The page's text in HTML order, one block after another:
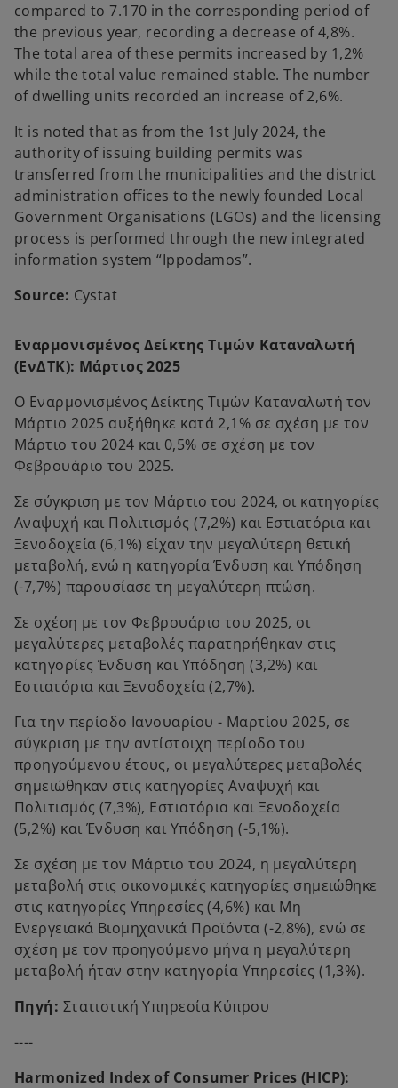
compared to 7.170 in the corresponding period of
the previous year, recording a decrease of 4,8%.
The total area of these permits increased by 1,2%
while the total value remained stable. The number
of dwelling units recorded an increase of 2,6%.
It is noted that as from the 1st July 2024, the
authority of issuing building permits was
transferred from the municipalities and the district
administration offices to the newly founded Local
Government Organisations (LGOs) and the licensing
process is performed through the new integrated
information system “Ippodamos”.
Source: Cystat
Εναρμονισμένος Δείκτης Τιμών Καταναλωτή
(ΕνΔΤΚ): Μάρτιος 2025
Ο Εναρμονισμένος Δείκτης Τιμών Καταναλωτή τον
Μάρτιο 2025 αυξήθηκε κατά 2,1% σε σχέση με τον
Μάρτιο του 2024 και 0,5% σε σχέση με τον
Φεβρουάριο του 2025.
Σε σύγκριση με τον Μάρτιο του 2024, οι κατηγορίες
Αναψυχή και Πολιτισμός (7,2%) και Εστιατόρια και
Ξενοδοχεία (6,1%) είχαν την μεγαλύτερη θετική
μεταβολή, ενώ η κατηγορία Ένδυση και Υπόδηση
(-7,7%) παρουσίασε τη μεγαλύτερη πτώση.
Σε σχέση με τον Φεβρουάριο του 2025, οι
μεγαλύτερες μεταβολές παρατηρήθηκαν στις
κατηγορίες Ένδυση και Υπόδηση (3,2%) και
Εστιατόρια και Ξενοδοχεία (2,7%).
Για την περίοδο Ιανουαρίου - Μαρτίου 2025, σε
σύγκριση με την αντίστοιχη περίοδο του
προηγούμενου έτους, οι μεγαλύτερες μεταβολές
σημειώθηκαν στις κατηγορίες Αναψυχή και
Πολιτισμός (7,3%), Εστιατόρια και Ξενοδοχεία
(5,2%) και Ένδυση και Υπόδηση (-5,1%).
Σε σχέση με τον Μάρτιο του 2024, η μεγαλύτερη
μεταβολή στις οικονομικές κατηγορίες σημειώθηκε
στις κατηγορίες Υπηρεσίες (4,6%) και Μη
Ενεργειακά Βιομηχανικά Προϊόντα (-2,8%), ενώ σε
σχέση με τον προηγούμενο μήνα η μεγαλύτερη
μεταβολή ήταν στην κατηγορία Υπηρεσίες (1,3%).
Πηγή: Στατιστική Υπηρεσία Κύπρου
----
Harmonized Index of Consumer Prices (HICP):